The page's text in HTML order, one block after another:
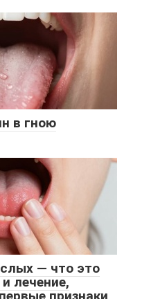
в гною
— что это
лечение,